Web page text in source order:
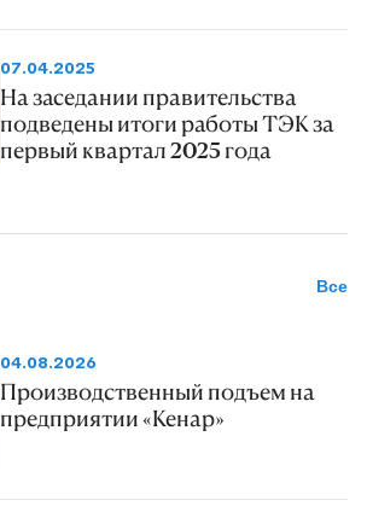
07.04.2025
На заседании правительства
подведены итоги работы ТЭК за
первый квартал 2025 года
Все
04.08.2026
Производственный подъем на
предприятии «Кенар»